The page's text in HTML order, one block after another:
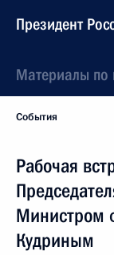
Президент
Материалы по
События
Рабочая
Министром
Кудриным